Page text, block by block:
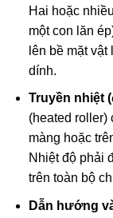
Hai hoặc
một con lăn
lên bề mặt
dính.
Truyền nhiệt
(heated roller)
màng hoặc
Nhiệt độ phải
trên toàn bộ
Dẫn hướng